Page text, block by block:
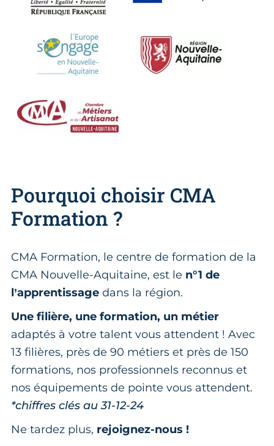
Pourquoi choisir CMA
Formation ?
CMA Formation, le centre de formation de la
CMA Nouvelle-Aquitaine, est le n°1 de
l’apprentissage dans la région.
Une filière, une formation, un métier
adaptés à votre talent vous attendent ! Avec
13 filières, près de 90 métiers et près de 150
formations, nos professionnels reconnus et
nos équipements de pointe vous attendent.
*chiffres clés au 31-12-24
Ne tardez plus, rejoignez-nous !